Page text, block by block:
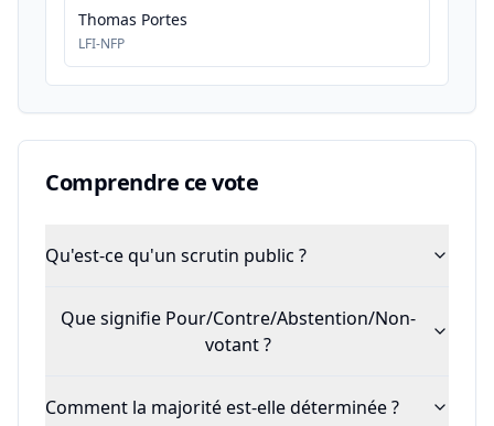
Thomas Portes
LFI-NFP
Comprendre ce vote
Qu'est-ce qu'un scrutin public ?
Que signifie Pour/Contre/Abstention/Non-
votant ?
Comment la majorité est-elle déterminée ?